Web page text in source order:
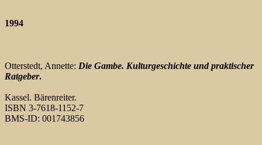
1994
Otterstedt, Annette: Die Gambe. Kulturgeschichte und praktischer
Ratgeber.
Kassel. Bärenreiter.
ISBN 3-7618-1152-7
BMS-ID: 001743856